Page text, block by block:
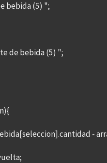
bebida (5) ";
de bebida (5) ";
-